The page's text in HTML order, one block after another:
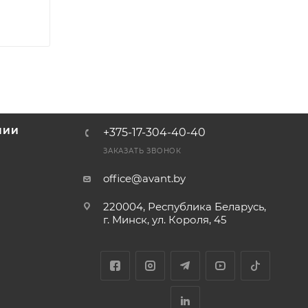
+375-17-304-40-40
ЗАКАЗАТЬ ЗВОНОК
office@avant.by
220004, Республика Беларусь,
г. Минск, ул. Короля, 45